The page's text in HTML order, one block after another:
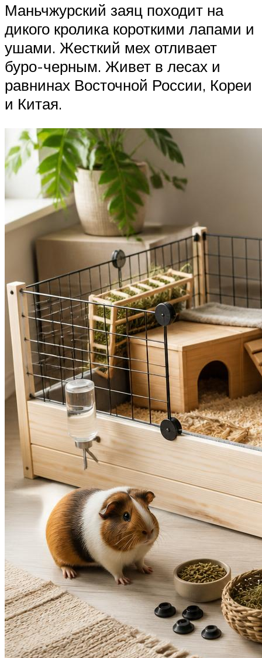
Маньчжурский заяц походит на
дикого кролика короткими лапами и
ушами. Жесткий мех отливает
буро-черным. Живет в лесах и
равнинах Восточной России, Кореи
и Китая.